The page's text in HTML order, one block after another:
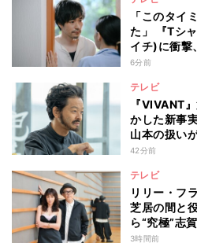
「このタイ
た」 『Tシ
イチ)に衝撃
響も
6分前
テレビ
『VIVANT
かした新事
山本の扱い
42分前
テレビ
リリー・フ
芝居の間と
ら“究極”志
3時間前